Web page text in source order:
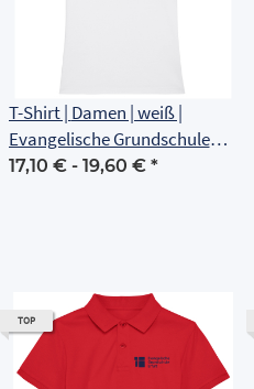
T-Shirt | Damen | weiß |
Evangelische Grundschule
Erfurt
17,10 € - 19,60 € *
TOP